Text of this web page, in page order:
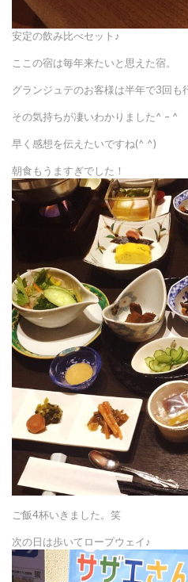
安定の飲み比べセット♪
ここの宿は毎年来たいと思えた宿。
グランジュテのお客様は半年で3回も
その気持ちが凄いわかりました^ – ^
早く感想を伝えたいですね(^ ^)
朝食もうますぎでした！
ご飯4杯いきました。笑
次の日は歩いてロープウェイ♪